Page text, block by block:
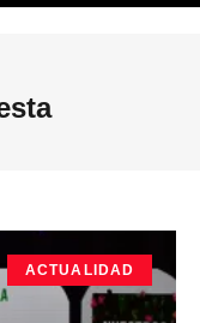
ACTUALIDAD